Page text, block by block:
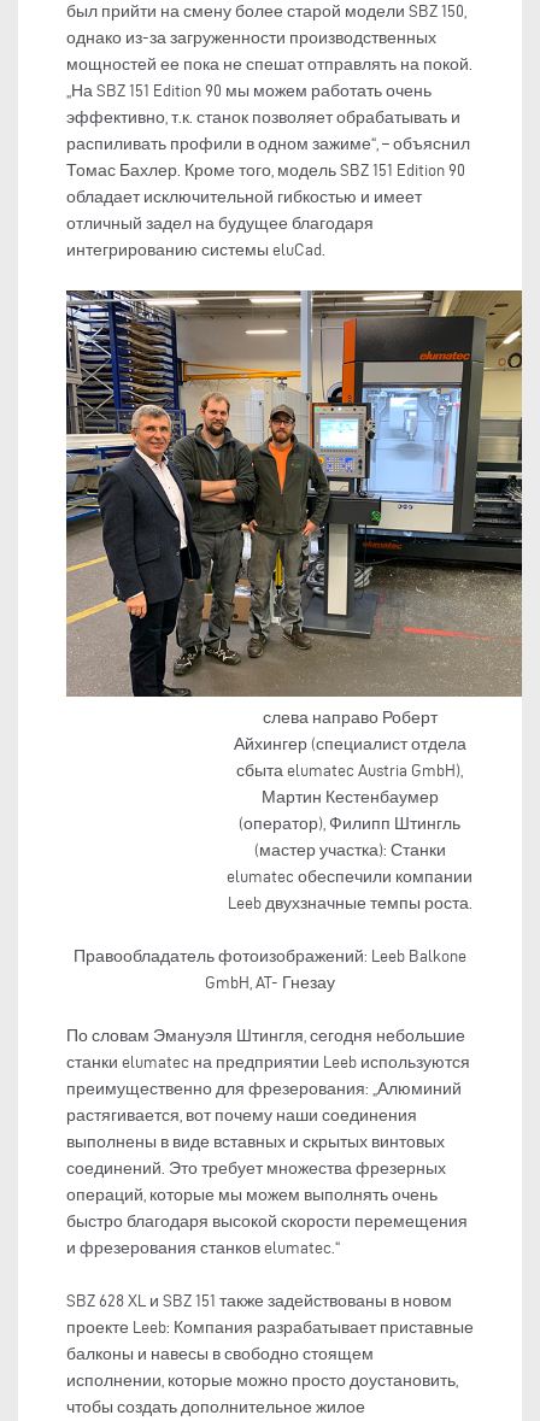
был прийти на смену более старой модели SBZ 150,
однако из-за загруженности производственных
мощностей ее пока не спешат отправлять на покой.
„На SBZ 151 Edition 90 мы можем работать очень
эффективно, т.к. станок позволяет обрабатывать и
распиливать профили в одном зажиме“, – объяснил
Томас Бахлер. Кроме того, модель SBZ 151 Edition 90
обладает исключительной гибкостью и имеет
отличный задел на будущее благодаря
интегрированию системы eluCad.
слева направо Роберт
Айхингер (специалист отдела
сбыта elumatec Austria GmbH),
Мартин Кестенбаумер
(оператор), Филипп Штингль
(мастер участка): Станки
elumatec обеспечили компании
Leeb двухзначные темпы роста.
Правообладатель фотоизображений: Leeb Balkone
GmbH, AT- Гнезау
По словам Эмануэля Штингля, сегодня небольшие
станки elumatec на предприятии Leeb используются
преимущественно для фрезерования: „Алюминий
растягивается, вот почему наши соединения
выполнены в виде вставных и скрытых винтовых
соединений. Это требует множества фрезерных
операций, которые мы можем выполнять очень
быстро благодаря высокой скорости перемещения
и фрезерования станков elumatec.“
SBZ 628 XL и SBZ 151 также задействованы в новом
проекте Leeb: Компания разрабатывает приставные
балконы и навесы в свободно стоящем
исполнении, которые можно просто доустановить,
чтобы создать дополнительное жилое